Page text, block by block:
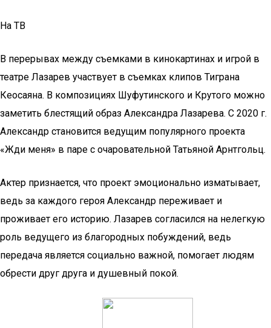
На ТВ
В перерывах между съемками в кинокартинах и игрой в
театре Лазарев участвует в съемках клипов Тиграна
Кеосаяна. В композициях Шуфутинского и Крутого можно
заметить блестящий образ Александра Лазарева. С 2020 г.
Александр становится ведущим популярного проекта
«Жди меня» в паре с очаровательной Татьяной Арнтгольц.
Актер признается, что проект эмоционально изматывает,
ведь за каждого героя Александр переживает и
проживает его историю. Лазарев согласился на нелегкую
роль ведущего из благородных побуждений, ведь
передача является социально важной, помогает людям
обрести друг друга и душевный покой.